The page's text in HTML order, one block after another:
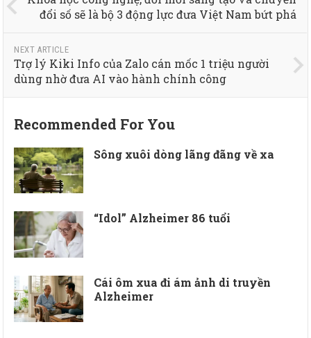
đổi số sẽ là bộ 3 động lực đưa Việt Nam bứt phá
NEXT ARTICLE
Trợ lý Kiki Info của Zalo cán mốc 1 triệu người
dùng nhờ đưa AI vào hành chính công
Recommended For You
Sông xuôi dòng lãng đãng về xa
“Idol” Alzheimer 86 tuổi
Cái ôm xua đi ám ảnh di truyền
Alzheimer